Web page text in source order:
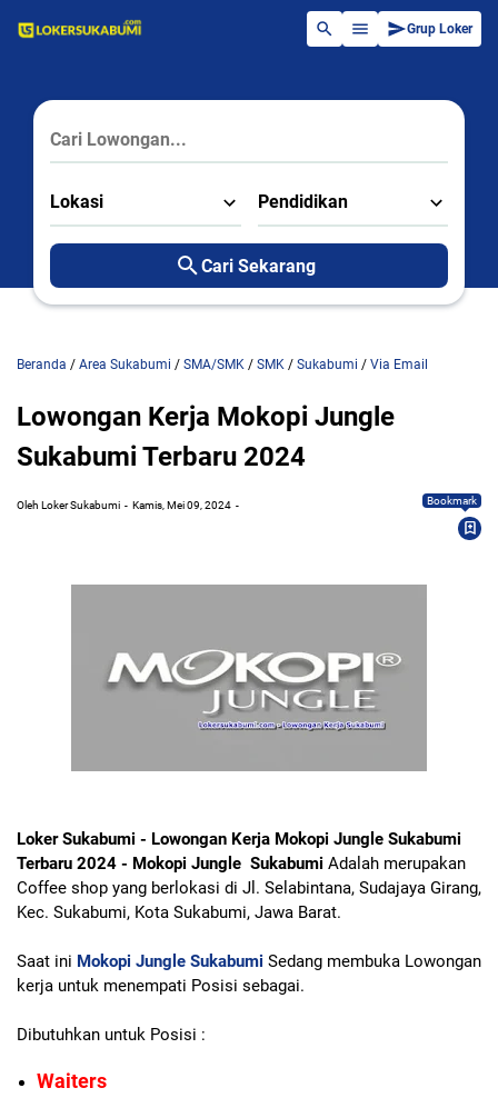
Grup Loker
Lokasi Pendidikan
Cari Sekarang
Beranda / Area Sukabumi / SMA/SMK / SMK / Sukabumi / Via Email
Lowongan Kerja Mokopi Jungle
Sukabumi Terbaru 2024
Oleh Loker Sukabumi Kamis, Mei 09, 2024 Bookmark
Loker Sukabumi - Lowongan Kerja Mokopi Jungle Sukabumi
Terbaru 2024 - Mokopi Jungle Sukabumi Adalah merupakan
Coffee shop yang berlokasi di Jl. Selabintana, Sudajaya Girang,
Kec. Sukabumi, Kota Sukabumi, Jawa Barat.
Saat ini Mokopi Jungle Sukabumi Sedang membuka Lowongan
kerja untuk menempati Posisi sebagai.
Dibutuhkan untuk Posisi :
Waiters